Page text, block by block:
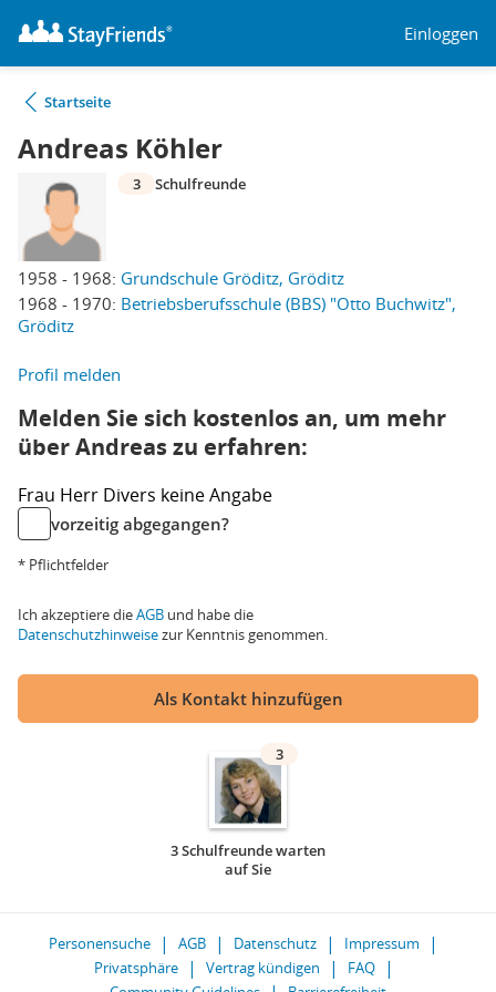
Einloggen
Startseite
Andreas Köhler
1958 - 1968: Grundschule Gröditz, Gröditz
1968 - 1970: Betriebsberufsschule (BBS) "Otto Buchwitz",
Gröditz
3 Schulfreunde
Profil melden
Melden Sie sich kostenlos an, um mehr
über Andreas zu erfahren:
Frau Herr Divers keine Angabe
vorzeitig abgegangen?
* Pflichtfelder
Ich akzeptiere dieAGB und habe die
Datenschutzhinweisezur Kenntnis genommen.
Als Kontakt hinzufügen
3
3 Schulfreunde warten
auf Sie
Personensuche AGB Datenschutz
Impressum
Privatsphäre
Vertrag kündigen
FAQ